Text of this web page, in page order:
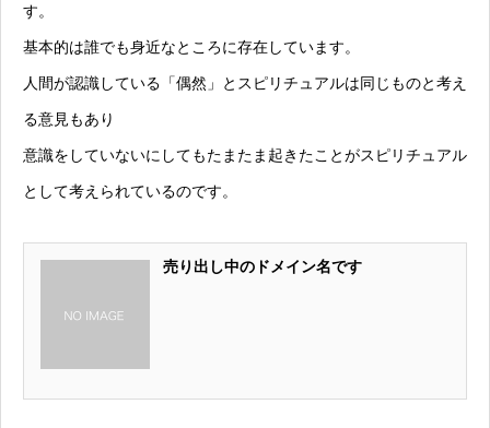
す。
基本的は誰でも身近なところに存在しています。
人間が認識している「偶然」とスピリチュアルは同じものと考え
る意見もあり
意識をしていないにしてもたまたま起きたことがスピリチュアル
として考えられているのです。
売り出し中のドメイン名です